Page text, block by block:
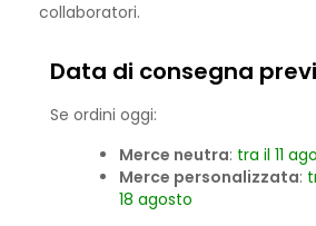
collaboratori.
Data di consegna
Se ordini oggi:
Merce neutra: tra il 11
Merce personalizzata:
18 agosto